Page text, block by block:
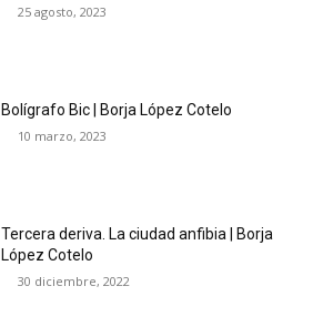
25 agosto, 2023
Bolígrafo Bic | Borja López Cotelo
10 marzo, 2023
Tercera deriva. La ciudad anfibia | Borja
López Cotelo
30 diciembre, 2022